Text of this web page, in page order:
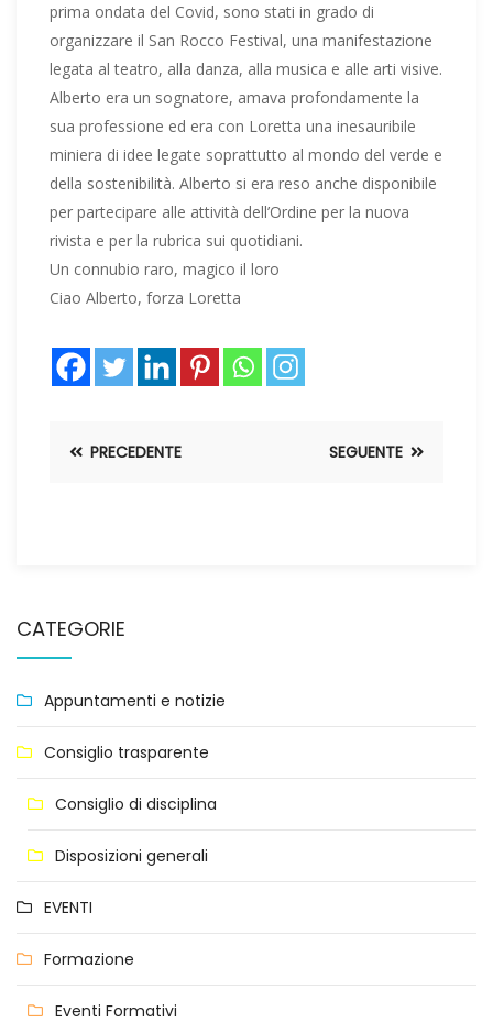
prima ondata del Covid, sono stati in grado di
organizzare il San Rocco Festival, una manifestazione
legata al teatro, alla danza, alla musica e alle arti visive.
Alberto era un sognatore, amava profondamente la
sua professione ed era con Loretta una inesauribile
miniera di idee legate soprattutto al mondo del verde e
della sostenibilità. Alberto si era reso anche disponibile
per partecipare alle attività dell’Ordine per la nuova
rivista e per la rubrica sui quotidiani.
Un connubio raro, magico il loro
Ciao Alberto, forza Loretta
PRECEDENTE SEGUENTE
CATEGORIE
Appuntamenti e notizie
Consiglio trasparente
Consiglio di disciplina
Disposizioni generali
EVENTI
Formazione
Eventi Formativi